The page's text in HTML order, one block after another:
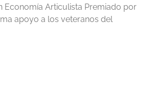
Economía Articulista Premiado por
apoyo a los veteranos del